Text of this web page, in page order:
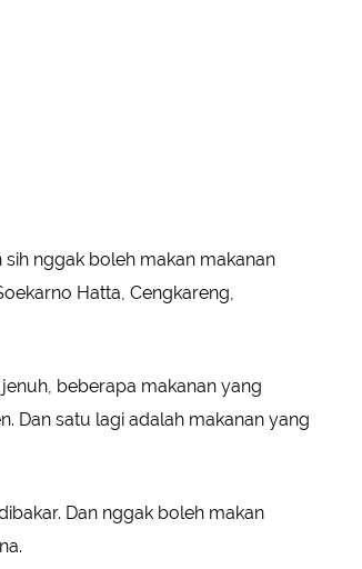
nggak boleh makan makanan
Hatta, Cengkareng,
beberapa makanan yang
Dan satu lagi adalah makanan yang
Dan nggak boleh makan